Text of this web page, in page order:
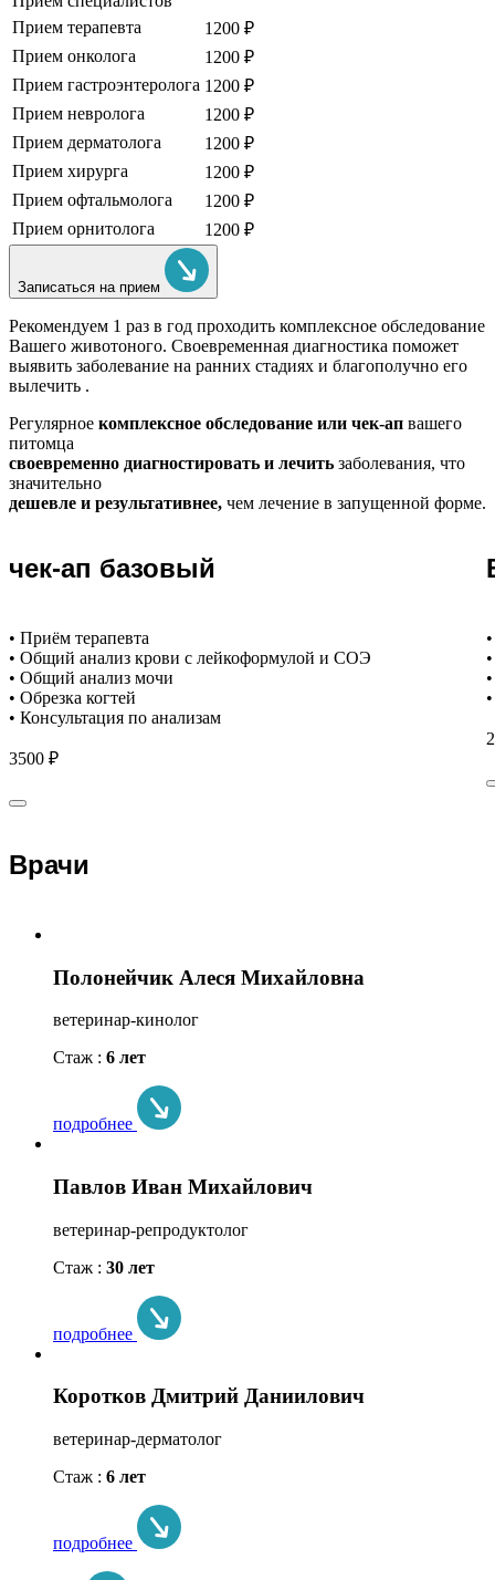
Прием терапевта
1200 ₽
Прием онколога
1200 ₽
Прием гастроэнтеролога 1200 ₽
Прием невролога
1200 ₽
Прием дерматолога
1200 ₽
Прием хирурга
1200 ₽
Прием офтальмолога
1200 ₽
Прием орнитолога
1200 ₽
Записаться на прием
Рекомендуем 1 раз в год проходить комплексное обследование
Вашего животоного. Своевременная диагностика поможет
выявить заболевание на ранних стадиях и благополучно его
вылечить .
Регулярное комплексное обследование или чек-ап вашего
питомца
своевременно диагностировать и лечить заболевания, что
значительно
дешевле и результативнее, чем лечение в запущенной форме.
чек-ап базовый
• Приём терапевта
• Общий анализ крови с лейкоформулой и СОЭ
• Общий анализ мочи
• Обрезка когтей
• Консультация по анализам
3500 ₽
Врачи
Полонейчик Алеся Михайловна
ветеринар-кинолог
Стаж : 6 лет
подробнее
Павлов Иван Михайлович
ветеринар-репродуктолог
Стаж : 30 лет
подробнее
Коротков Дмитрий Даниилович
ветеринар-дерматолог
Стаж : 6 лет
подробнее